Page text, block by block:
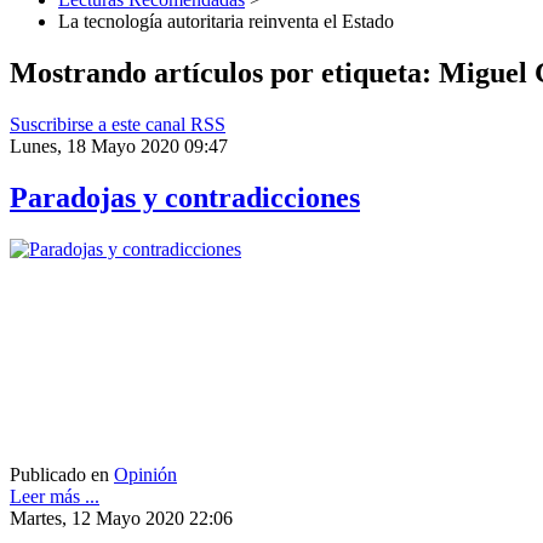
La tecnología autoritaria reinventa el Estado
Mostrando artículos por etiqueta: Miguel
Suscribirse a este canal RSS
Lunes, 18 Mayo 2020 09:47
Paradojas y contradicciones
Publicado en Opinión
Leer más ...
Martes, 12 Mayo 2020 22:06